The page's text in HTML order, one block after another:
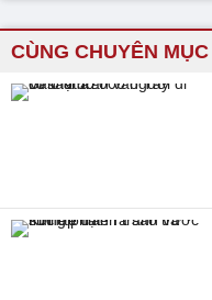
CÙNG CHUYÊN MỤC